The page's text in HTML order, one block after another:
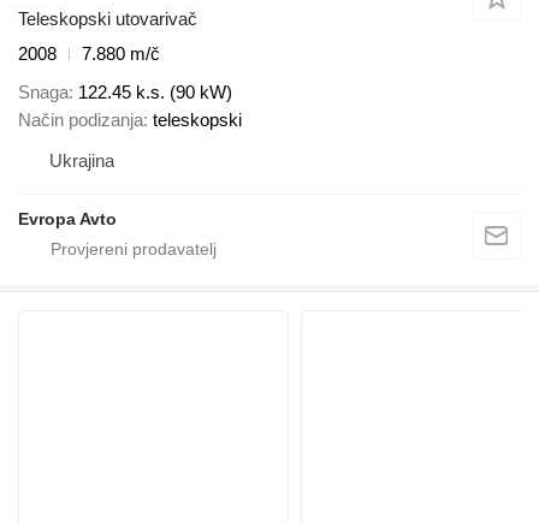
Teleskopski utovarivač
2008
7.880 m/č
Snaga 122.45 k.s. (90 kW)
Način podizanja teleskopski
Ukrajina
Evropa Avto